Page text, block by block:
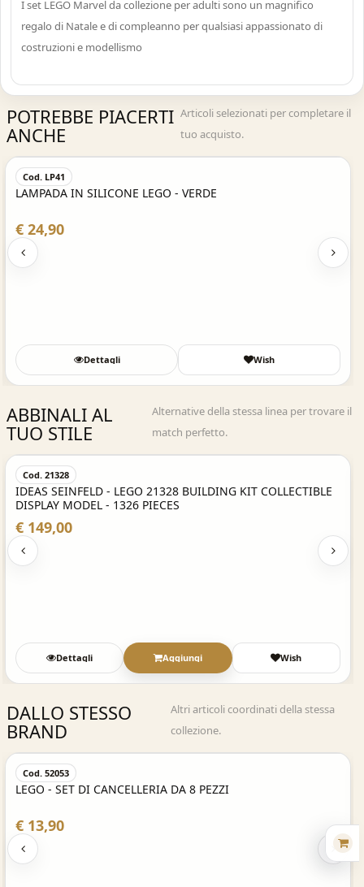
I set LEGO Marvel da collezione per adulti sono un magnifico
regalo di Natale e di compleanno per qualsiasi appassionato di
costruzioni e modellismo
POTREBBE PIACERTI
ANCHE
Articoli selezionati per completare il
tuo acquisto.
Acquisto Veloce
Cod. LP41
LAMPADA IN SILICONE LEGO - VERDE
€ 24,90
Dettagli Wish
ABBINALI AL
TUO STILE
Alternative della stessa linea per trovare il
match perfetto.
Acquisto Veloce
Cod. 21328
IDEAS SEINFELD - LEGO 21328 BUILDING KIT COLLECTIBLE
DISPLAY MODEL - 1326 PIECES
€ 149,00
Dettagli Aggiungi Wish
DALLO STESSO
BRAND
Altri articoli coordinati della stessa
collezione.
Acquisto Veloce
Cod. 52053
LEGO - SET DI CANCELLERIA DA 8 PEZZI
€ 13,90